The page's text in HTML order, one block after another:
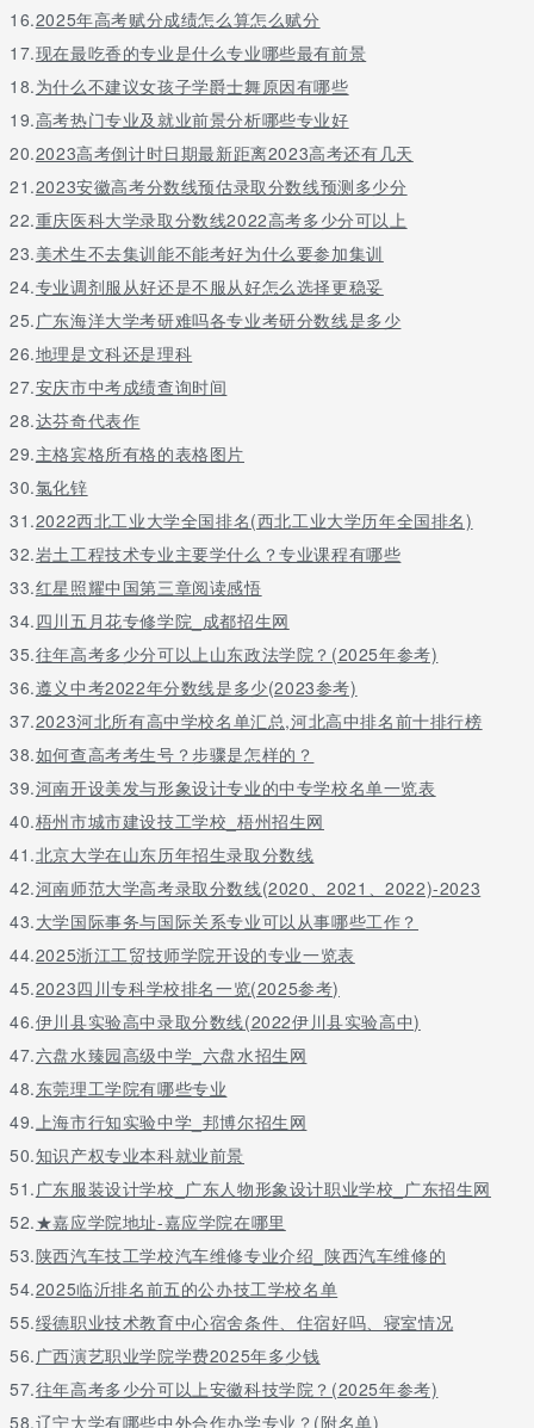
16.2025年高考赋分成绩怎么算怎么赋分
17.现在最吃香的专业是什么专业哪些最有前景
18.为什么不建议女孩子学爵士舞原因有哪些
19.高考热门专业及就业前景分析哪些专业好
20.2023高考倒计时日期最新距离2023高考还有几天
21.2023安徽高考分数线预估录取分数线预测多少分
22.重庆医科大学录取分数线2022高考多少分可以上
23.美术生不去集训能不能考好为什么要参加集训
24.专业调剂服从好还是不服从好怎么选择更稳妥
25.广东海洋大学考研难吗各专业考研分数线是多少
26.地理是文科还是理科
27.安庆市中考成绩查询时间
28.达芬奇代表作
29.主格宾格所有格的表格图片
30.氯化锌
31.2022西北工业大学全国排名(西北工业大学历年全国排名)
32.岩土工程技术专业主要学什么？专业课程有哪些
33.红星照耀中国第三章阅读感悟
34.四川五月花专修学院_成都招生网
35.往年高考多少分可以上山东政法学院？(2025年参考)
36.遵义中考2022年分数线是多少(2023参考)
37.2023河北所有高中学校名单汇总,河北高中排名前十排行榜
38.如何查高考考生号？步骤是怎样的？
39.河南开设美发与形象设计专业的中专学校名单一览表
40.梧州市城市建设技工学校_梧州招生网
41.北京大学在山东历年招生录取分数线
42.河南师范大学高考录取分数线(2020、2021、2022)-2023
43.大学国际事务与国际关系专业可以从事哪些工作？
44.2025浙江工贸技师学院开设的专业一览表
45.2023四川专科学校排名一览(2025参考)
46.伊川县实验高中录取分数线(2022伊川县实验高中)
47.六盘水臻园高级中学_六盘水招生网
48.东莞理工学院有哪些专业
49.上海市行知实验中学_邦博尔招生网
50.知识产权专业本科就业前景
51.广东服装设计学校_广东人物形象设计职业学校_广东招生网
52.★嘉应学院地址-嘉应学院在哪里
53.陕西汽车技工学校汽车维修专业介绍_陕西汽车维修的
54.2025临沂排名前五的公办技工学校名单
55.绥德职业技术教育中心宿舍条件、住宿好吗、寝室情况
56.广西演艺职业学院学费2025年多少钱
57.往年高考多少分可以上安徽科技学院？(2025年参考)
58.辽宁大学有哪些中外合作办学专业？(附名单)